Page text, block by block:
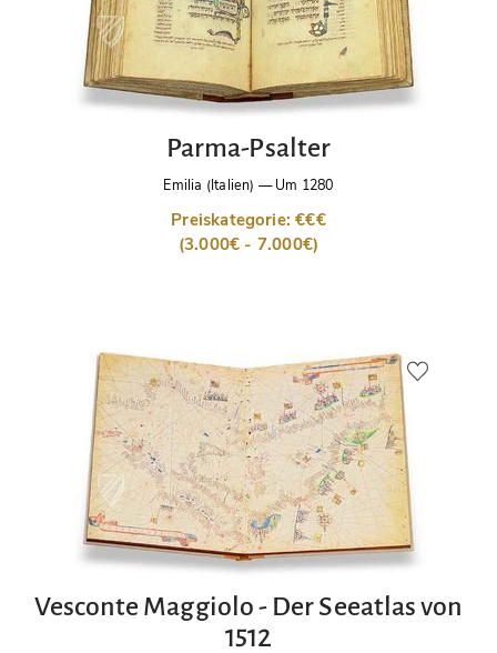
Parma-Psalter
Emilia (Italien) —Um 1280
Preiskategorie: €€€
(3.000€ - 7.000€)
Vesconte Maggiolo - Der Seeatlas von
1512